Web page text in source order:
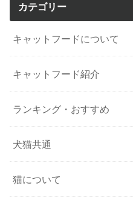
カテゴリー
キャットフードについて
キャットフード紹介
ランキング・おすすめ
犬猫共通
猫について